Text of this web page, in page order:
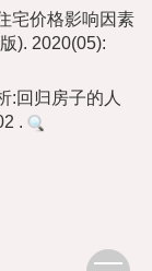
宅价格影响因素
). 2020(05):
:回归房子的人
.